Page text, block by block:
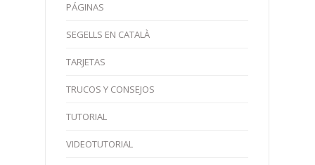
PÁGINAS
SEGELLS EN CATALÀ
TARJETAS
TRUCOS Y CONSEJOS
TUTORIAL
VIDEOTUTORIAL